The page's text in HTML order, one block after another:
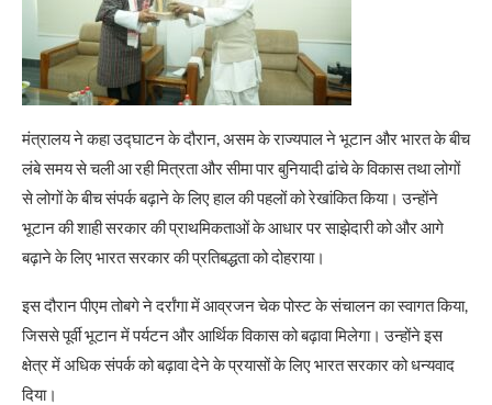
मंत्रालय ने कहा उद्घाटन के दौरान, असम के राज्यपाल ने भूटान और भारत के बीच
लंबे समय से चली आ रही मित्रता और सीमा पार बुनियादी ढांचे के विकास तथा लोगों
से लोगों के बीच संपर्क बढ़ाने के लिए हाल की पहलों को रेखांकित किया। उन्होंने
भूटान की शाही सरकार की प्राथमिकताओं के आधार पर साझेदारी को और आगे
बढ़ाने के लिए भारत सरकार की प्रतिबद्धता को दोहराया।
इस दौरान पीएम तोबगे ने दर्रांगा में आव्रजन चेक पोस्ट के संचालन का स्वागत किया,
जिससे पूर्वी भूटान में पर्यटन और आर्थिक विकास को बढ़ावा मिलेगा। उन्होंने इस
क्षेत्र में अधिक संपर्क को बढ़ावा देने के प्रयासों के लिए भारत सरकार को धन्यवाद
दिया।